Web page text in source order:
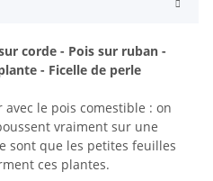
corde - Pois sur ruban -
- Ficelle de perle
le pois comestible : on
vraiment sur une
sont que les petites feuilles
ces plantes.